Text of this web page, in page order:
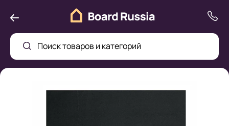
Поиск товаров и категорий